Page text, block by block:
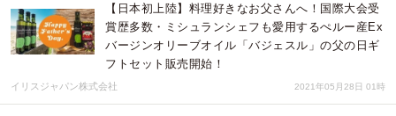
【日本初上陸】料理好きなお父さんへ！国際大会受
賞歴多数・ミシュランシェフも愛用するぺルー産Ex
バージンオリーブオイル「バジェスル」の父の日ギ
フトセット販売開始！
イリスジャパン株式会社 2021年05月28日 01時